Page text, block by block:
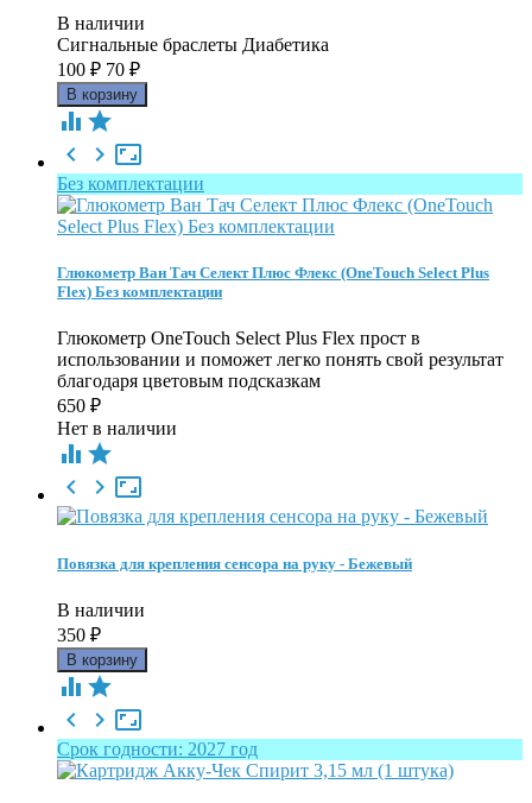
В наличии
Сигнальные браслеты Диабетика
100 ₽ 70 ₽
 

 
Без комплектации
Глюкометр Ван Тач Селект Плюс Флекс (OneTouch Select Plus
Flex) Без комплектации
Глюкометр OneTouch Select Plus Flex прост в
использовании и поможет легко понять свой результат
благодаря цветовым подсказкам
650 ₽
Нет в наличии
 

 
Повязка для крепления сенсора на руку - Бежевый
В наличии
350 ₽
 

 
Срок годности: 2027 год